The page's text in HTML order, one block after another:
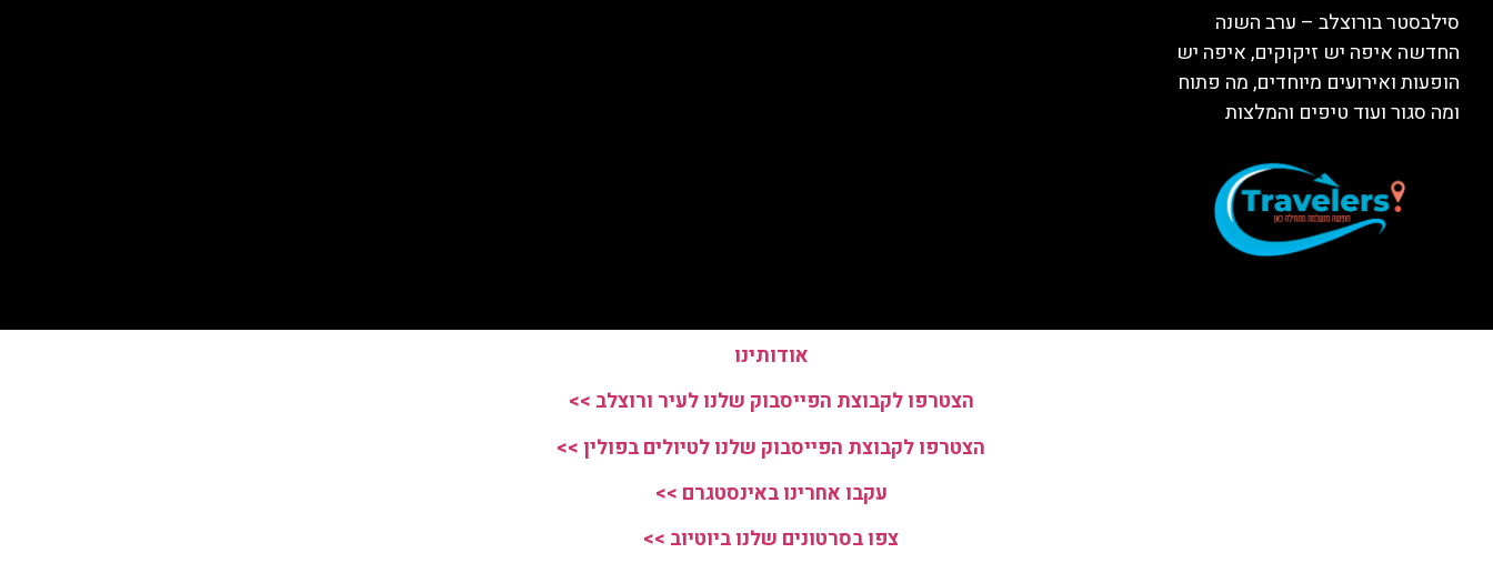
סילבסטר בורוצלב – ערב השנה
החדשה איפה יש זיקוקים, איפה יש
הופעות ואירועים מיוחדים, מה פתוח
ומה סגור ועוד טיפים והמלצות
אודותינו
הצטרפו לקבוצת הפייסבוק שלנו לעיר ורוצלב >>
הצטרפו לקבוצת הפייסבוק שלנו לטיולים בפולין >>
עקבו אחרינו באינסטגרם >>
צפו בסרטונים שלנו ביוטיוב >>